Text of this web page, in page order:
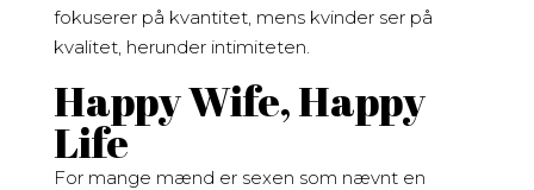
fokuserer på kvantitet, mens kvinder ser på
kvalitet, herunder intimiteten.
Happy Wife, Happy
Life
For mange mænd er sexen som nævnt en